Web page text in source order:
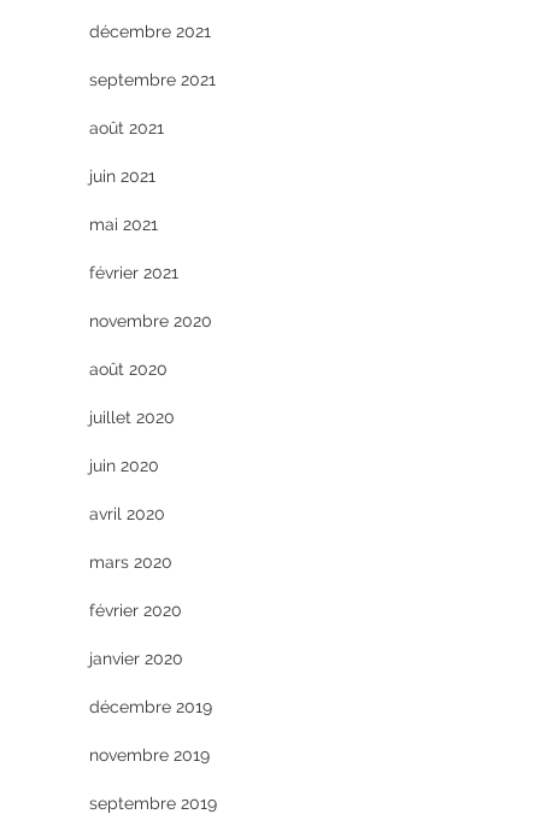
décembre 2021
septembre 2021
août 2021
juin 2021
mai 2021
février 2021
novembre 2020
août 2020
juillet 2020
juin 2020
avril 2020
mars 2020
février 2020
janvier 2020
décembre 2019
novembre 2019
septembre 2019